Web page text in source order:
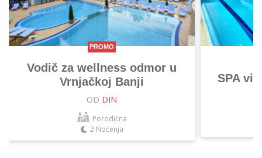
PROMO
Vodič za wellness odmor u
Vrnjačkoj Banji
OD DIN
Porodična
2 Noćenja
SPA